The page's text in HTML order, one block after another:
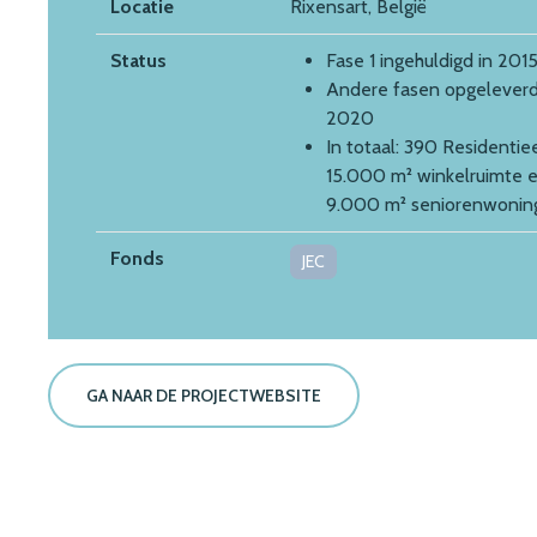
Locatie Rixensart, België
Status
Fase 1 ingehuldigd in 2015
Andere fasen
2020
In totaal: 390
15.000 m² winkelruimte
9.000 m²
Fonds JEC
GA NAAR DE PROJECTWEBSITE